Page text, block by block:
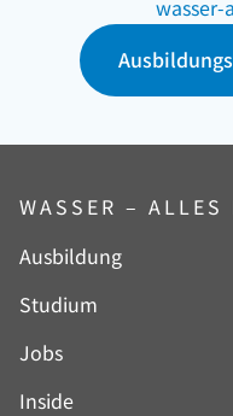
wasser-
WASSER – ALLES
Navigation
Ausbildung
Studium
Jobs
Inside